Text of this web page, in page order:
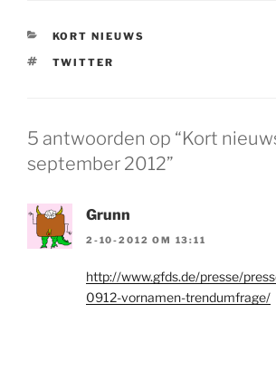
CATEGORIEËN
KORT NIEUWS
TAGS
TWITTER
5 antwoorden op “Kort
september 2012”
Grunn
2-10-2012 OM 13:11
http://www.gfds.de/presse/
0912-vornamen-trendumfrage/